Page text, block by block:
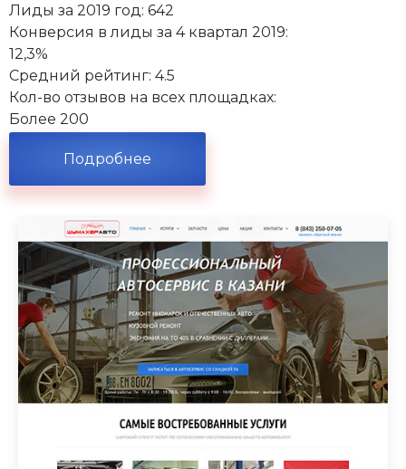
Лиды за 2019 год: 642
Конверсия в лиды за 4 квартал 2019:
12,3%
Средний рейтинг: 4.5
Кол-во отзывов на всех площадках:
Более 200
Подробнее